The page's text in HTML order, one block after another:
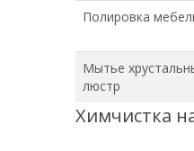
Полировка
Мытье
люстр
Химчистка